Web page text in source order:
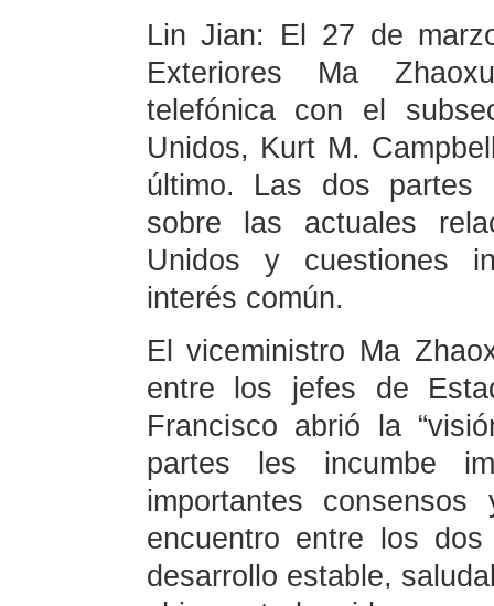
Lin Jian: El 27 de
Exteriores Ma
telefónica con el
Unidos, Kurt M.
último. Las dos partes
sobre las actuales
Unidos y cuestiones
interés común.
El viceministro Ma
entre los jefes de
Francisco abrió la
partes les incumbe
importantes
encuentro entre los
desarrollo estable,